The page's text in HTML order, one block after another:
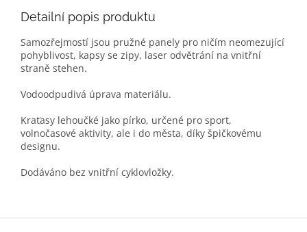
Detailní popis produktu
Samozřejmostí jsou pružné panely pro ničím neomezující
pohyblivost, kapsy se zipy, laser odvětrání na vnitřní
straně stehen.
Vodoodpudivá úprava materiálu.
Kraťasy lehoučké jako pírko, určené pro sport,
volnočasové aktivity, ale i do města, díky špičkovému
designu.
Dodáváno bez vnitřní cyklovložky.